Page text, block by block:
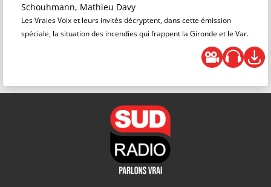
Schouhmann, Mathieu Davy
Les Vraies Voix et leurs invités décryptent, dans cette émission
spéciale, la situation des incendies qui frappent la Gironde et le Var.